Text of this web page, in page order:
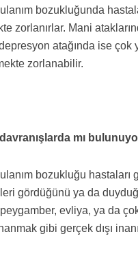
bozukluğunda
zorlanırlar. Mani
atağında ise çok
zorlanabilir.
davranışlarda mı
bozukluğu hastaları
gördüğünü ya da
evliya, ya da
gibi gerçek dışı